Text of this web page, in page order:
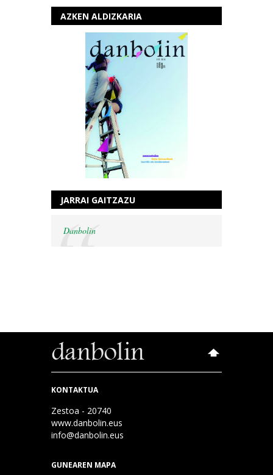
AZKEN ALDIZKARIA
JARRAI GAITZAZU
Danbolin
KONTAKTUA
Zestoa - 20740
www.danbolin.eus
info@danbolin.eus
GUNEAREN MAPA